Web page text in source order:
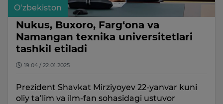
O‘zbekiston
Nukus, Buxoro, Farg‘ona va
Namangan texnika universitetlari
tashkil etiladi
19:04 / 22.01.2025
Prezident Shavkat Mirziyoyev 22-yanvar kuni
oliy ta’lim va ilm-fan sohasidagi ustuvor